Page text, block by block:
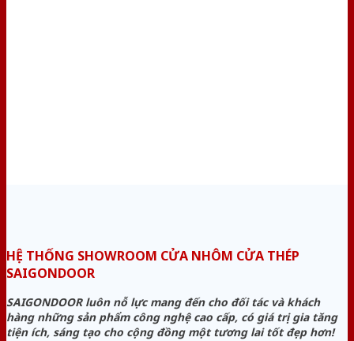
HỆ THỐNG SHOWROOM CỬA NHÔM CỬA THÉP
SAIGONDOOR
SAIGONDOOR luôn nỗ lực mang đến cho đối tác và khách
hàng những sản phẩm công nghệ cao cấp, có giá trị gia tăng
tiện ích, sáng tạo cho cộng đồng một tương lai tốt đẹp hơn!